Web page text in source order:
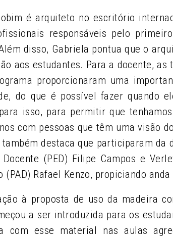
é arquiteto no escritório
responsáveis pelo
disso, Gabriela pontua que o
aos estudantes. Para a docente,
proporcionaram uma
do que é possível fazer quando
isso, para permitir que
com pessoas que têm uma visão
também destaca que participaram da
Docente (PED) Filipe Campos e
(PAD) Rafael Kenzo, propiciando
à proposta de uso da madeira
a ser introduzida para os
com esse material nas aulas